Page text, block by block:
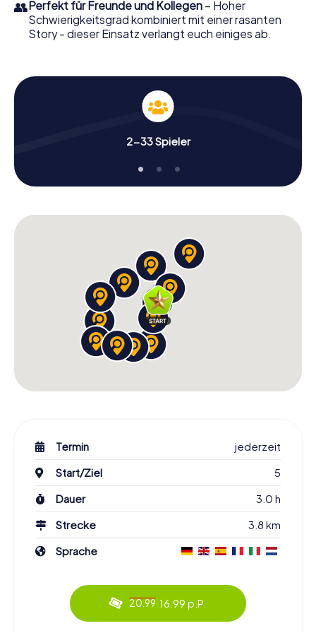
👥Perfekt für Freunde und Kollegen – Hoher
Schwierigkeitsgrad kombiniert mit einer rasanten
Story - dieser Einsatz verlangt euch einiges ab.
2-33 Spieler
Termin
jederzeit
Start/Ziel
5
Dauer
3.0 h
Strecke
3.8 km
Sprache
20.99 16.99 p.P.